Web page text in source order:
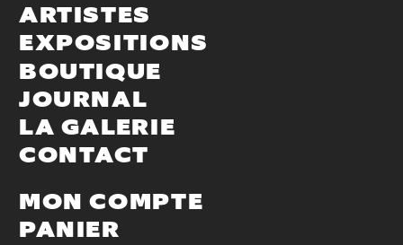
ARTISTES
EXPOSITIONS
BOUTIQUE
JOURNAL
LA GALERIE
CONTACT
MON COMPTE
PANIER